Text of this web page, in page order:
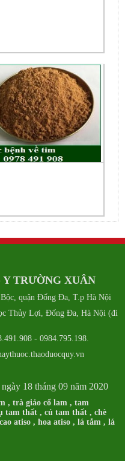
TRƯỜNG XUÂN
quận Đống Đa, T.p Hà Nội
Thủy Lợi, Đống Đa, Hà Nội (đi
- 0984.795.198.
18 tháng 09 năm 2020
,trà giảo cổ lam ,tam
tam thất ,củ tam thất ,chè
cao atiso ,hoa atiso ,lá tắm ,lá